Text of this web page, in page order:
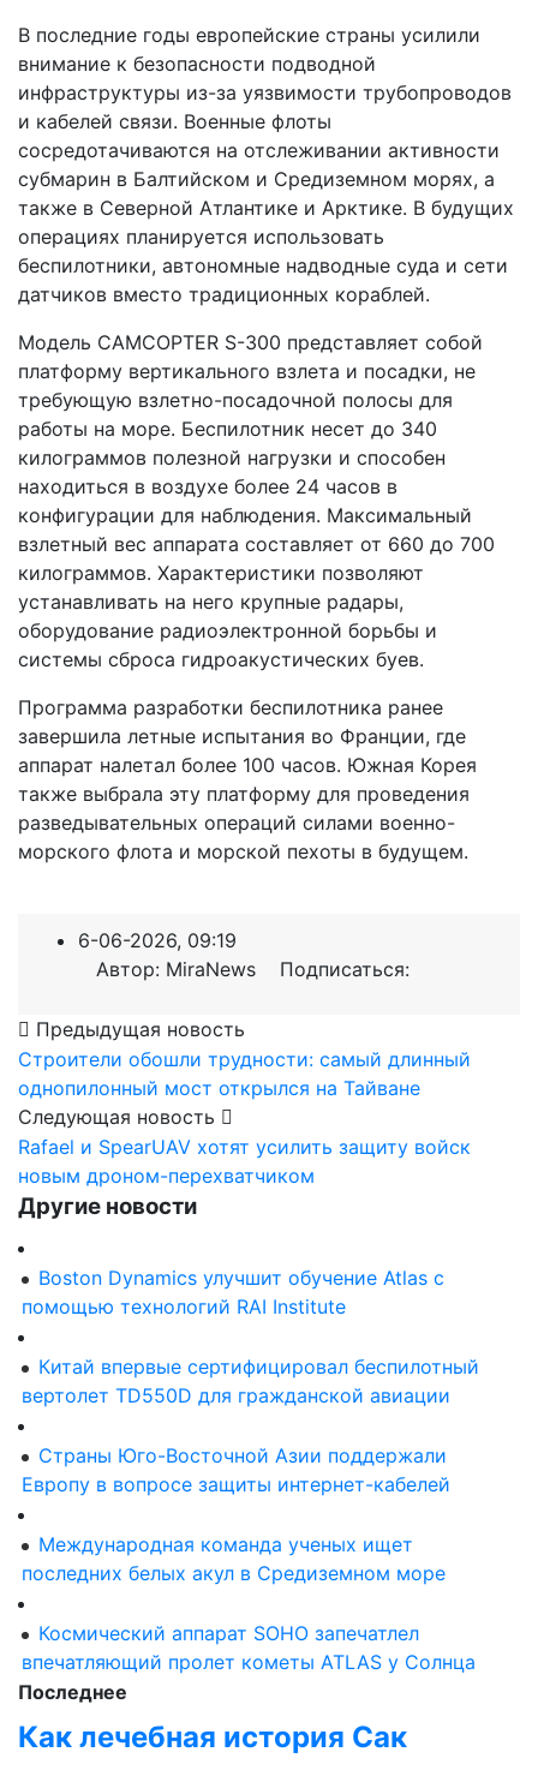
В последние годы европейские страны усилили
внимание к безопасности подводной
инфраструктуры из-за уязвимости трубопроводов
и кабелей связи. Военные флоты
сосредотачиваются на отслеживании активности
субмарин в Балтийском и Средиземном морях, а
также в Северной Атлантике и Арктике. В будущих
операциях планируется использовать
беспилотники, автономные надводные суда и сети
датчиков вместо традиционных кораблей.
Модель CAMCOPTER S-300 представляет собой
платформу вертикального взлета и посадки, не
требующую взлетно-посадочной полосы для
работы на море. Беспилотник несет до 340
килограммов полезной нагрузки и способен
находиться в воздухе более 24 часов в
конфигурации для наблюдения. Максимальный
взлетный вес аппарата составляет от 660 до 700
килограммов. Характеристики позволяют
устанавливать на него крупные радары,
оборудование радиоэлектронной борьбы и
системы сброса гидроакустических буев.
Программа разработки беспилотника ранее
завершила летные испытания во Франции, где
аппарат налетал более 100 часов. Южная Корея
также выбрала эту платформу для проведения
разведывательных операций силами военно-
морского флота и морской пехоты в будущем.
6-06-2026, 09:19
Автор: MiraNews Подписаться:
Предыдущая новость
Строители обошли трудности: самый длинный
однопилонный мост открылся на Тайване
Следующая новость
Rafael и SpearUAV хотят усилить защиту войск
новым дроном-перехватчиком
Другие новости
Boston Dynamics улучшит обучение Atlas с
помощью технологий RAI Institute
Китай впервые сертифицировал беспилотный
вертолет TD550D для гражданской авиации
Страны Юго-Восточной Азии поддержали
Европу в вопросе защиты интернет-кабелей
Международная команда ученых ищет
последних белых акул в Средиземном море
Космический аппарат SOHO запечатлел
впечатляющий пролет кометы ATLAS у Солнца
Последнее
Как лечебная история Сак